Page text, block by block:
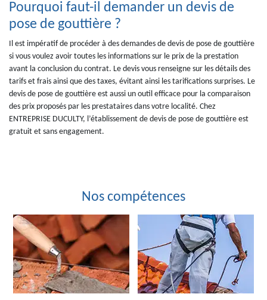
Pourquoi faut-il demander un devis de
pose de gouttière ?
Il est impératif de procéder à des demandes de devis de pose de gouttière
si vous voulez avoir toutes les informations sur le prix de la prestation
avant la conclusion du contrat. Le devis vous renseigne sur les détails des
tarifs et frais ainsi que des taxes, évitant ainsi les tarifications surprises. Le
devis de pose de gouttière est aussi un outil efficace pour la comparaison
des prix proposés par les prestataires dans votre localité. Chez
ENTREPRISE DUCULTY, l’établissement de devis de pose de gouttière est
gratuit et sans engagement.
Nos compétences